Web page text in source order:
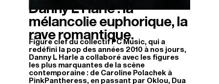
23/03/2026
Danny L Harle : la
mélancolie euphorique, la
rave romantique.
Figure clef du collectif PC Music, qui a
redéfini la pop des années 2010 à nos jours,
Danny L Harle a collaboré avec les figures
les plus marquantes de la scène
contemporaine : de Caroline Polachek à
PinkPantheress, en passant par Oklou, Dua